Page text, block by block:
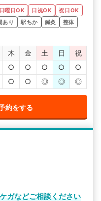
日曜日OK 日祝OK
祝日OK
あり 駅ちか 鍼灸
整体
木 金 土 日
祝
○ ○ ○ ○
○
○ ○ ◎ ◎ ◎
約をする
ガなどご相談ください